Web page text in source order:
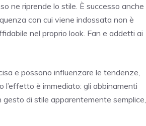
ne riprende lo stile. È successo anche
con cui viene indossata non è
nel proprio look. Fan e addetti ai
e possono influenzare le tendenze,
l’effetto è immediato: gli abbinamenti
di stile apparentemente semplice,